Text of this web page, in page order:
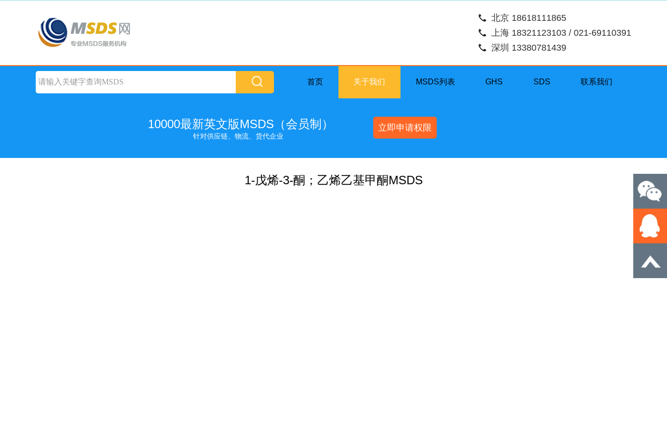
北京 18618111865
上海 18321123103 / 021-69110391
深圳 13380781439
首页 关于我们 MSDS列表 GHS SDS 联系我们
10000最新英文版MSDS（会员制）
针对供应链、物流、货代企业
立即申请权限
1-戊烯-3-酮；乙烯乙基甲酮MSDS